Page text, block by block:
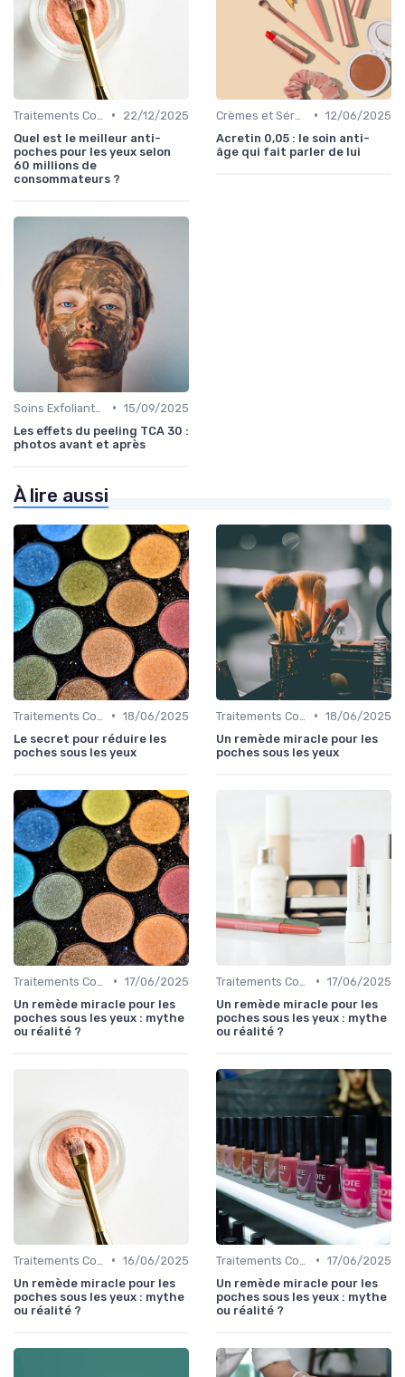
•
22/12/2025
Quel est le meilleur anti-
poches pour les yeux selon
60 millions de
consommateurs ?
• 12/06/2025
Acretin 0,05 : le soin anti-
âge qui fait parler de lui
• 15/09/2025
Les effets du peeling TCA 30 :
photos avant et après
À lire aussi
• 18/06/2025
Le secret pour réduire les
poches sous les yeux
• 18/06/2025
Un remède miracle pour les
poches sous les yeux
• 17/06/2025
Un remède miracle pour les
poches sous les yeux : mythe
ou réalité ?
• 17/06/2025
Un remède miracle pour les
poches sous les yeux : mythe
ou réalité ?
• 16/06/2025
Un remède miracle pour les
poches sous les yeux : mythe
ou réalité ?
• 17/06/2025
Un remède miracle pour les
poches sous les yeux : mythe
ou réalité ?